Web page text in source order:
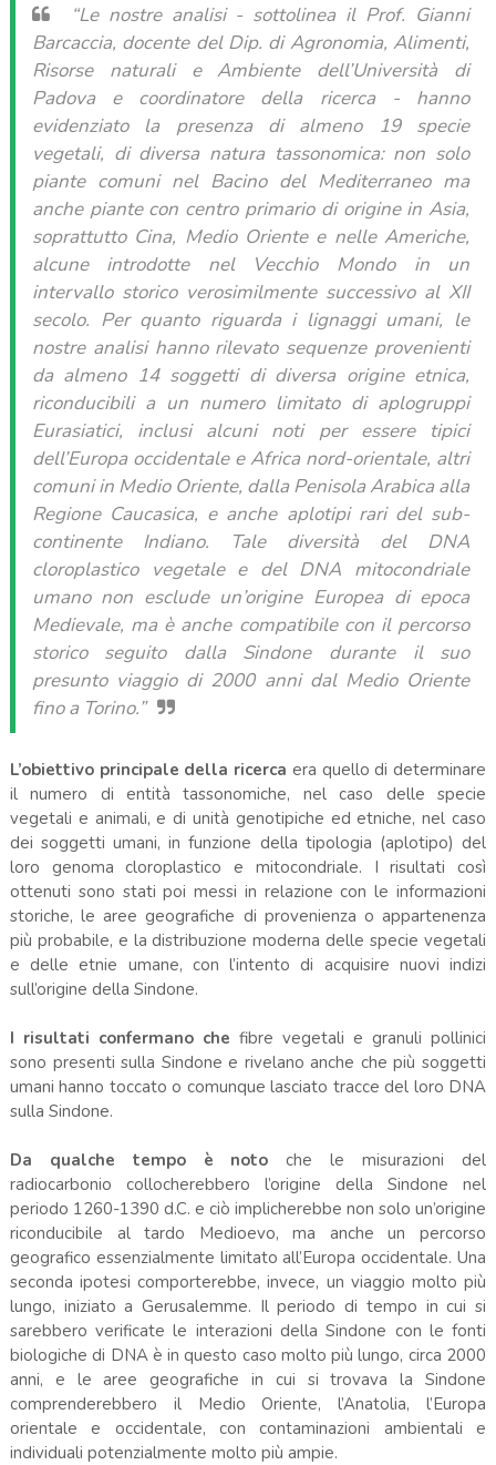
“Le nostre analisi - sottolinea il Prof. Gianni
Barcaccia, docente del Dip. di Agronomia, Alimenti,
Risorse naturali e Ambiente dell’Università di
Padova e coordinatore della ricerca -hanno
evidenziato la presenza di almeno 19 specie
vegetali, di diversa natura tassonomica: non solo
piante comuni nel Bacino del Mediterraneo ma
anche piante con centro primario di origine in Asia,
soprattutto Cina, Medio Oriente e nelle Americhe,
alcune introdotte nel Vecchio Mondo in un
intervallo storico verosimilmente successivo al XII
secolo. Per quanto riguarda i lignaggi umani, le
nostre analisi hanno rilevato sequenze provenienti
da almeno 14 soggetti di diversa origine etnica,
riconducibili a un numero limitato di aplogruppi
Eurasiatici, inclusi alcuni noti per essere tipici
dell’Europa occidentale e Africa nord-orientale, altri
comuni in Medio Oriente, dalla Penisola Arabica alla
Regione Caucasica, e anche aplotipi rari del sub-
continente Indiano. Tale diversità del DNA
cloroplastico vegetale e del DNA mitocondriale
umano non esclude un’origine Europea di epoca
Medievale, ma è anche compatibile con il percorso
storico seguito dalla Sindone durante il suo
presunto viaggio di 2000 anni dal Medio Oriente
fino a Torino.”
L’obiettivo principale della ricerca era quello di determinare
il numero di entità tassonomiche, nel caso delle specie
vegetali e animali, e di unità genotipiche ed etniche, nel caso
dei soggetti umani, in funzione della tipologia (aplotipo) del
loro genoma cloroplastico e mitocondriale. I risultati così
ottenuti sono stati poi messi in relazione con le informazioni
storiche, le aree geografiche di provenienza o appartenenza
più probabile, e la distribuzione moderna delle specie vegetali
e delle etnie umane, con l’intento di acquisire nuovi indizi
sull’origine della Sindone.
I risultati confermano che fibre vegetali e granuli pollinici
sono presenti sulla Sindone e rivelano anche che più soggetti
umani hanno toccato o comunque lasciato tracce del loro DNA
sulla Sindone.
Da qualche tempo è noto che le misurazioni del
radiocarbonio collocherebbero l’origine della Sindone nel
periodo 1260-1390 d.C. e ciò implicherebbe non solo un’origine
riconducibile al tardo Medioevo, ma anche un percorso
geografico essenzialmente limitato all’Europa occidentale. Una
seconda ipotesi comporterebbe, invece, un viaggio molto più
lungo, iniziato a Gerusalemme. Il periodo di tempo in cui si
sarebbero verificate le interazioni della Sindone con le fonti
biologiche di DNA è in questo caso molto più lungo, circa 2000
anni, e le aree geografiche in cui si trovava la Sindone
comprenderebbero il Medio Oriente, l’Anatolia, l’Europa
orientale e occidentale, con contaminazioni ambientali e
individuali potenzialmente molto più ampie.